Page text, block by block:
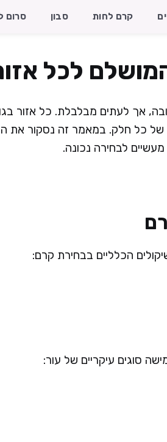
קרם לחות סבון סרום
לכל
אך לעתים מבלבלת. כל אזור בגוף
כל חלק. במאמר זה נסקור את
לבחירה נכונה.
הכלליים בבחירת קרם:
סוגים עיקריים של עור: